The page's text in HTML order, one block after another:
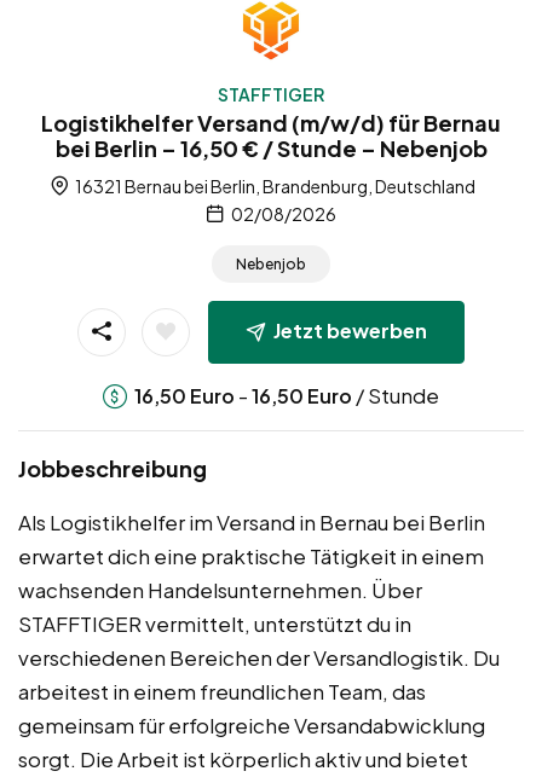
STAFFTIGER
Logistikhelfer Versand (m/w/d) für Bernau
bei Berlin – 16,50 € / Stunde – Nebenjob
16321 Bernau bei Berlin, Brandenburg, Deutschland
02/08/2026
Nebenjob
Jetzt bewerben
16,50 Euro -16,50 Euro / Stunde
Jobbeschreibung
Als Logistikhelfer im Versand in Bernau bei Berlin
erwartet dich eine praktische Tätigkeit in einem
wachsenden Handelsunternehmen. Über
STAFFTIGER vermittelt, unterstützt du in
verschiedenen Bereichen der Versandlogistik. Du
arbeitest in einem freundlichen Team, das
gemeinsam für erfolgreiche Versandabwicklung
sorgt. Die Arbeit ist körperlich aktiv und bietet